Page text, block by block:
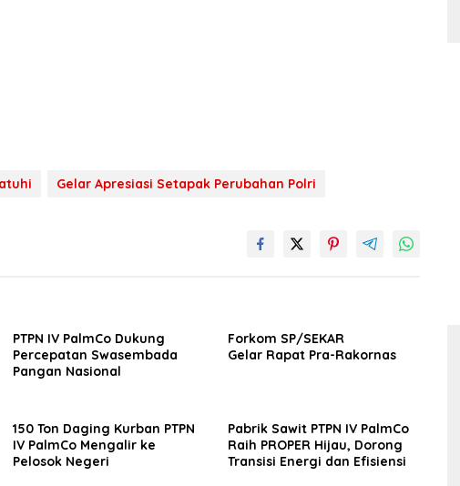
Gelar Apresiasi Setapak Perubahan Polri
PTPN IV PalmCo Dukung
Percepatan Swasembada
Pangan Nasional
Forkom SP/SEKAR
Gelar Rapat Pra-Rakornas
150 Ton Daging Kurban PTPN
IV PalmCo Mengalir ke
Pelosok Negeri
Pabrik Sawit PTPN IV PalmCo
Raih PROPER Hijau, Dorong
Transisi Energi dan Efisiensi